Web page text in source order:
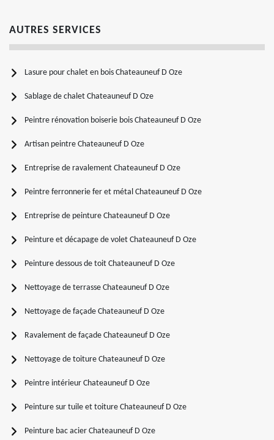
AUTRES SERVICES
Lasure pour chalet en bois Chateauneuf D Oze
Sablage de chalet Chateauneuf D Oze
Peintre rénovation boiserie bois Chateauneuf D Oze
Artisan peintre Chateauneuf D Oze
Entreprise de ravalement Chateauneuf D Oze
Peintre ferronnerie fer et métal Chateauneuf D Oze
Entreprise de peinture Chateauneuf D Oze
Peinture et décapage de volet Chateauneuf D Oze
Peinture dessous de toit Chateauneuf D Oze
Nettoyage de terrasse Chateauneuf D Oze
Nettoyage de façade Chateauneuf D Oze
Ravalement de façade Chateauneuf D Oze
Nettoyage de toiture Chateauneuf D Oze
Peintre intérieur Chateauneuf D Oze
Peinture sur tuile et toiture Chateauneuf D Oze
Peinture bac acier Chateauneuf D Oze